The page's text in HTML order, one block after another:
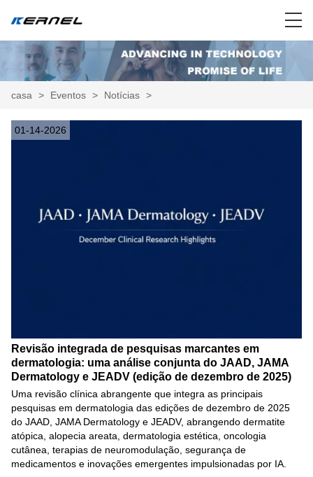
casa > Eventos > Notícias >
01-14-2026
Revisão integrada de pesquisas marcantes em
dermatologia: uma análise conjunta do JAAD, JAMA
Dermatology e JEADV (edição de dezembro de 2025)
Uma revisão clínica abrangente que integra as principais
pesquisas em dermatologia das edições de dezembro de 2025
do JAAD, JAMA Dermatology e JEADV, abrangendo dermatite
atópica, alopecia areata, dermatologia estética, oncologia
cutânea, terapias de neuromodulação, segurança de
medicamentos e inovações emergentes impulsionadas por IA.